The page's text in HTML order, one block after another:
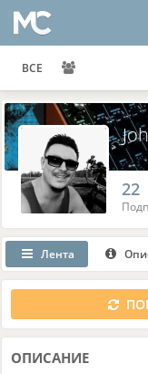
ВСЕ
22
Лента
ОПИСАНИЕ